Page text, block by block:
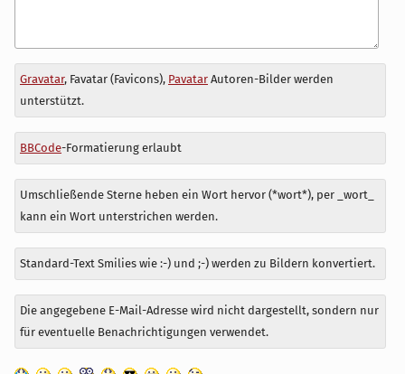
Antwort
zu
Gravatar, Favatar (Favicons), PavatarAutoren-Bilder werden
unterstützt.
BBCode-Formatierung erlaubt
Umschließende Sterne heben ein Wort hervor (*wort*), per _wort_
kann ein Wort unterstrichen werden.
Standard-Text Smilies wie :-) und ;-) werden zu Bildern konvertiert.
Die angegebene E-Mail-Adresse wird nicht dargestellt, sondern nur
für eventuelle Benachrichtigungen verwendet.